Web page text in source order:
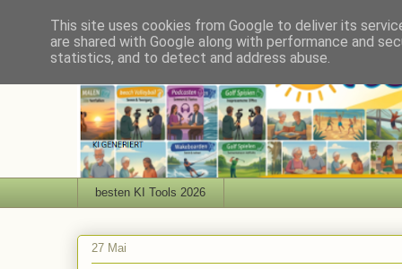
besten KI Tools 2026
27 Mai
This site uses cookies from Google to deliver its
are shared with Google along with performance and
statistics, and to detect and address abuse.